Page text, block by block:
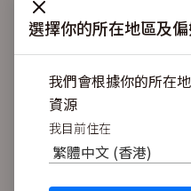
選擇你的所在地區及
我們會根據你的所在
資源
我目前住在
繁體中文 (香港)
聲非加疾也，而聞者彰。
假輿馬者，非利足也，而
絕江河。